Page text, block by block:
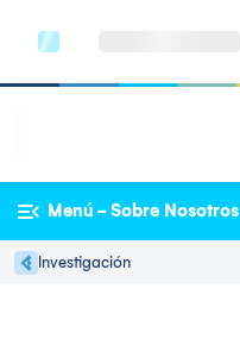
Menú - Sobre Nosotros
Investigación